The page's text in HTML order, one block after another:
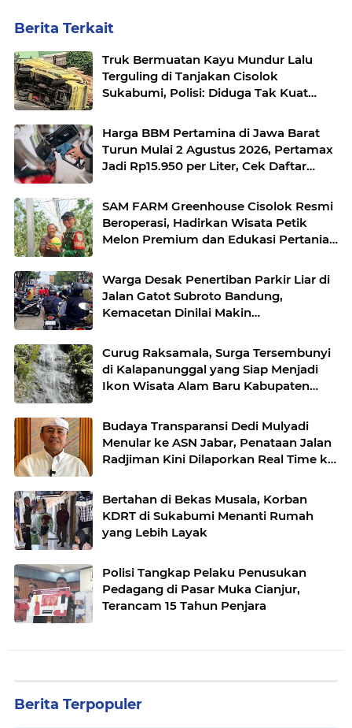
Berita Terkait
Truk Bermuatan Kayu Mundur Lalu
Terguling di Tanjakan Cisolok
Sukabumi, Polisi: Diduga Tak Kuat
Harga BBM Pertamina di Jawa Barat
Turun Mulai 2 Agustus 2026, Pertamax
Jadi Rp15.950 per Liter, Cek Daftar
SAM FARM Greenhouse Cisolok Resmi
Beroperasi, Hadirkan Wisata Petik
Melon Premium dan Edukasi Pertanian
Warga Desak Penertiban Parkir Liar di
Jalan Gatot Subroto Bandung,
Kemacetan Dinilai Makin
Curug Raksamala, Surga Tersembunyi
di Kalapanunggal yang Siap Menjadi
Ikon Wisata Alam Baru Kabupaten
Budaya Transparansi Dedi Mulyadi
Menular ke ASN Jabar, Penataan Jalan
Radjiman Kini Dilaporkan Real Time ke
Bertahan di Bekas Musala, Korban
KDRT di Sukabumi Menanti Rumah
yang Lebih Layak
Polisi Tangkap Pelaku Penusukan
Pedagang di Pasar Muka Cianjur,
Terancam 15 Tahun Penjara
Berita Terpopuler